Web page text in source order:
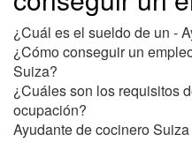
¿Cuál es el sueldo de un -
¿Cómo conseguir un
Suiza?
¿Cuáles son los requisitos
ocupación?
Ayudante de cocinero